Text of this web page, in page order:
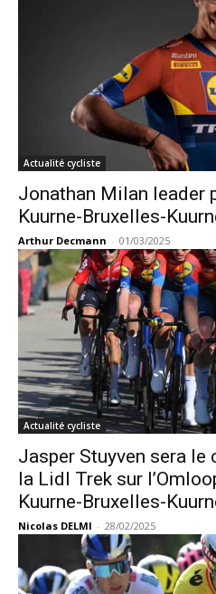
Actualité cycliste
Jonathan Milan leader
Kuurne-Bruxelles-
Arthur Decmann - 01/03/2025
Actualité cycliste
Jasper Stuyven sera le
la Lidl Trek sur
Kuurne-Bruxelles-
Nicolas DELMI - 28/02/2025